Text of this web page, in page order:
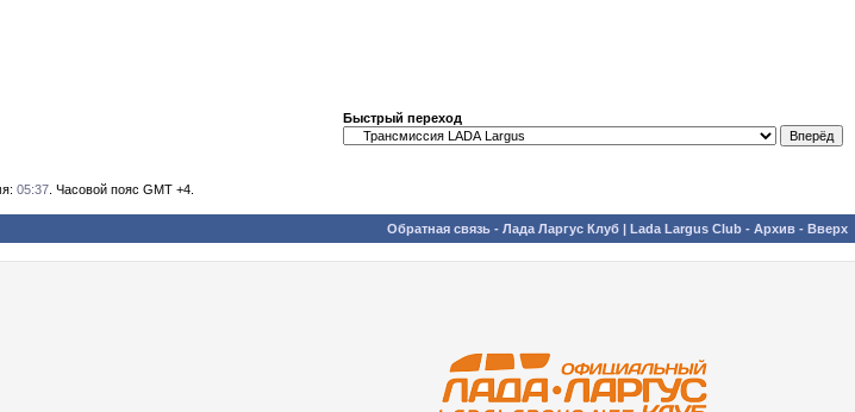
Быстрый переход
05:37 . Часовой пояс GMT +4.
Обратная связь - Лада Ларгус Клуб | Lada Largus Club - Архив - Вверх